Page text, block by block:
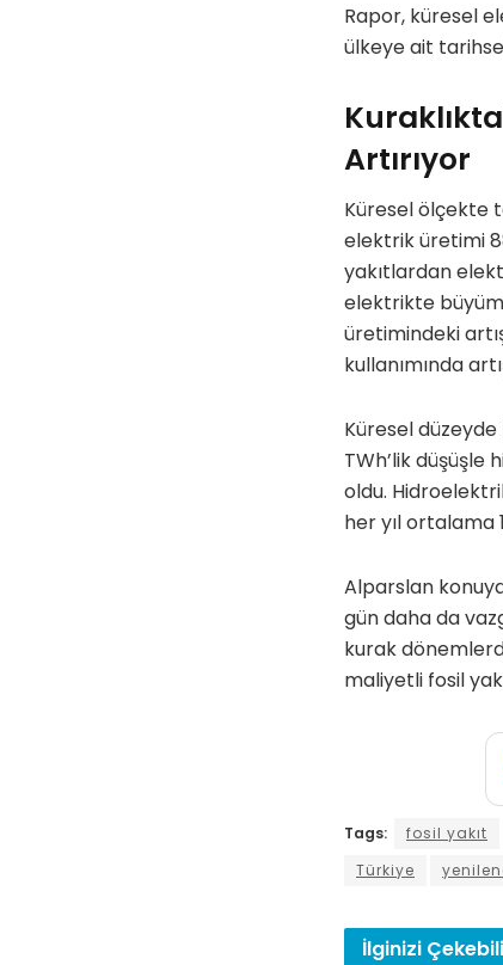
Rapor, küresel
ülkeye ait
Artırıyor
Küresel ölçekte
elektrik üretimi
yakıtlardan
elektrikte
üretimindeki
kullanımında
Küresel
TWh’lik
oldu.
her yıl ortalama
Alparslan
gün daha da
kurak
maliyetli fosil
Tags: fosil yakıt
Türkiye
İlginizi